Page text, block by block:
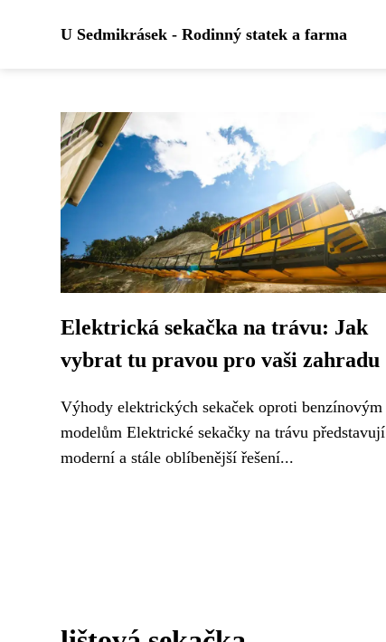
U Sedmikrásek - Rodinný statek a farma
Elektrická sekačka na trávu: Jak
vybrat tu pravou pro vaši zahradu
Výhody elektrických sekaček oproti benzínovým
modelům Elektrické sekačky na trávu představují
moderní a stále oblíbenější řešení...